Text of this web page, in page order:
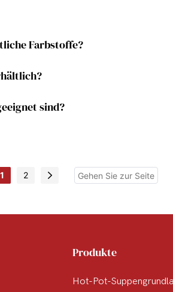
Farbstoffe?
sind?
1 2
Produkte
Hot-Pot-